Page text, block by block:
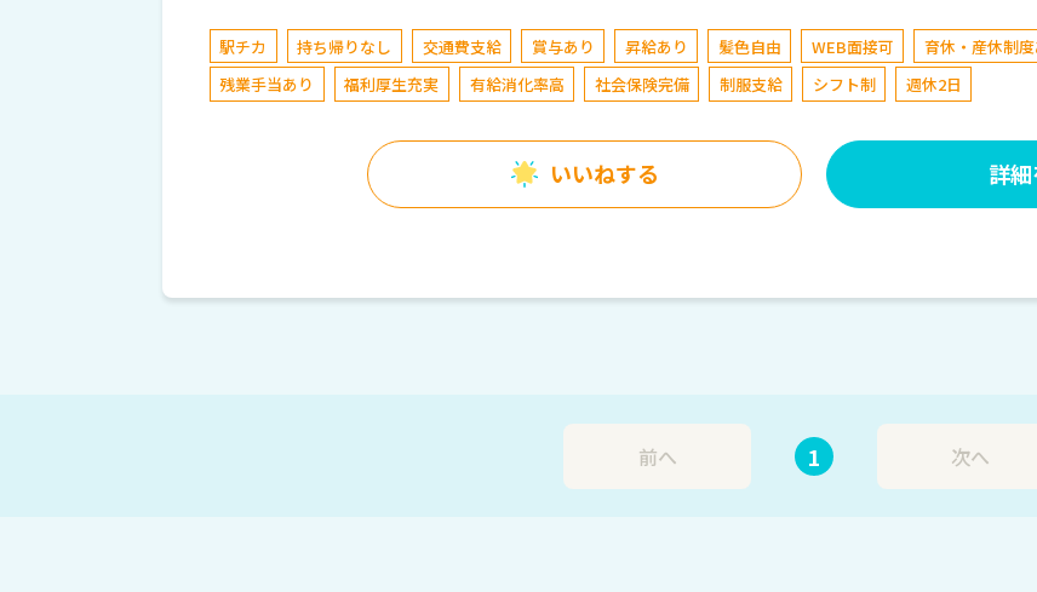
駅チカ 持ち帰りなし 交通費支給 賞与あり 昇給あり 髪色自由 WEB面接可 育休・産休制度
残業手当あり
福利厚生充実 有給消化率高 社会保険完備 制服支給 シフト制 週休2日
いいねする 詳
前へ 1 次へ